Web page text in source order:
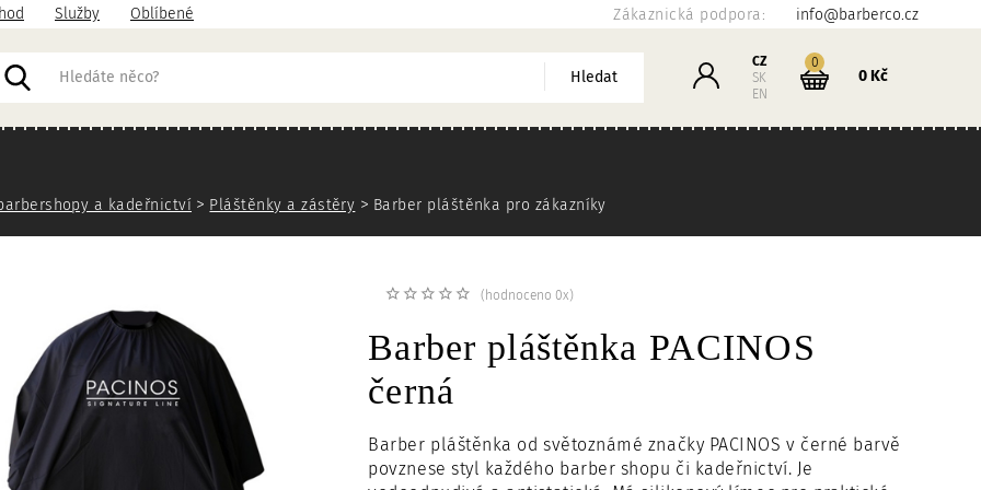
Služby Oblíbené Zákaznická podpora: info@barberco.cz
Hledat Přihlášení
CZ
SK
EN
Košík
0kusů
0 Kč
a kadeřnictví Pláštěnky a zástěry Barber pláštěnka pro zákazníky
Barber pláštěnka PACINOS
černá
(hodnoceno 0x)
Barber pláštěnka od světoznámé značky PACINOS v černé barvě
povznese styl každého barber shopu či kadeřnictví. Je